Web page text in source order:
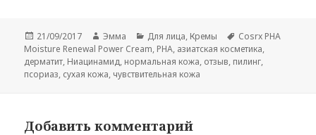
Опубликовано
21/09/2017 Автор
Эмма Рубрики
Для лица, Кремы Метки
Cosrx PHA
Moisture Renewal Power Cream, PHA, азиатская косметика,
дерматит, Ниацинамид, нормальная кожа, отзыв, пилинг,
псориаз, сухая кожа, чувствительная кожа
Добавить комментарий